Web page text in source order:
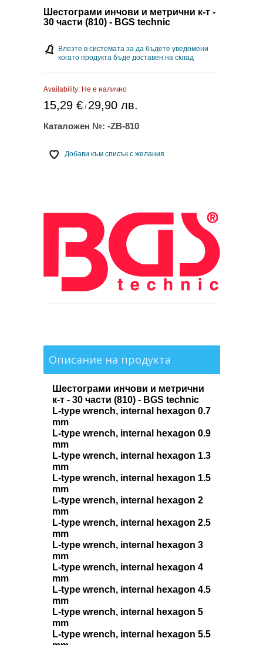
Шестограми инчови и метрични к-т -
30 части (810) - BGS technic
Влезте в системата за да бъдете уведомени
когато продукта бъде доставен на склад
Availability: Не е налично
15,29 €/ 29,90 лв.
Каталожен №: -ZB-810
Добави към списък с желания
Описание на продукта
Шестограми инчови и метрични
к-т - 30 части (810) - BGS technic
L-type wrench, internal hexagon 0.7
mm
L-type wrench, internal hexagon 0.9
mm
L-type wrench, internal hexagon 1.3
mm
L-type wrench, internal hexagon 1.5
mm
L-type wrench, internal hexagon 2
mm
L-type wrench, internal hexagon 2.5
mm
L-type wrench, internal hexagon 3
mm
L-type wrench, internal hexagon 4
mm
L-type wrench, internal hexagon 4.5
mm
L-type wrench, internal hexagon 5
mm
L-type wrench, internal hexagon 5.5